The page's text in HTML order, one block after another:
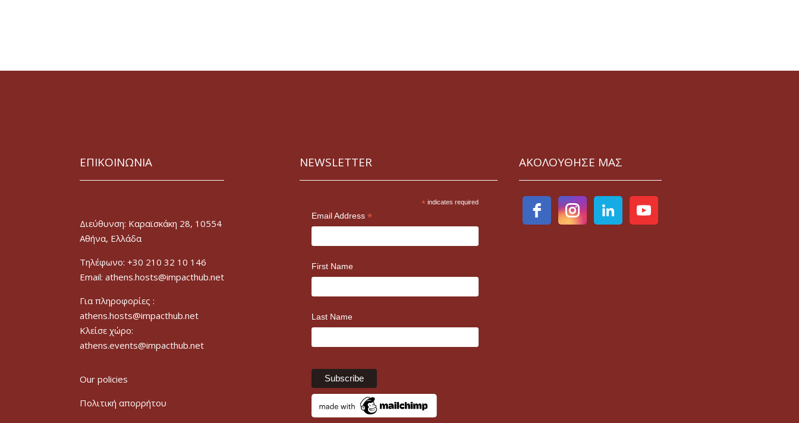
ΕΠΙΚΟΙΝΩΝΙΑ
Διεύθυνση: Καραϊσκάκη 28, 10554
Αθήνα, Ελλάδα
Τηλέφωνο: +30 210 32 10 146
Email: athens.hosts@impacthub.net
Για πληροφορίες :
athens.hosts@impacthub.net
Κλείσε χώρο:
athens.events@impacthub.net
Our policies
Πολιτική απορρήτου
NEWSLETTER
* indicates required
Email Address *
First Name
Last Name
ΑΚΟΛΟΥΘΗΣΕ ΜΑΣ